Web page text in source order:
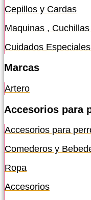
Cepillos y Cardas
Maquinas ,
Cuidados
Marcas
Artero
Accesorios para
Accesorios para
Comederos y
Ropa
Accesorios